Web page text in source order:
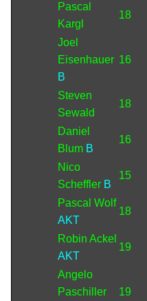
Pascal
Kargl
18
Joel
Eisenhauer
B
16
Steven
Sewald
18
Daniel
Blum B
16
Nico
Scheffler B
15
Pascal Wolf
AKT
18
Robin Ackel
AKT
19
Angelo
Paschiller
19